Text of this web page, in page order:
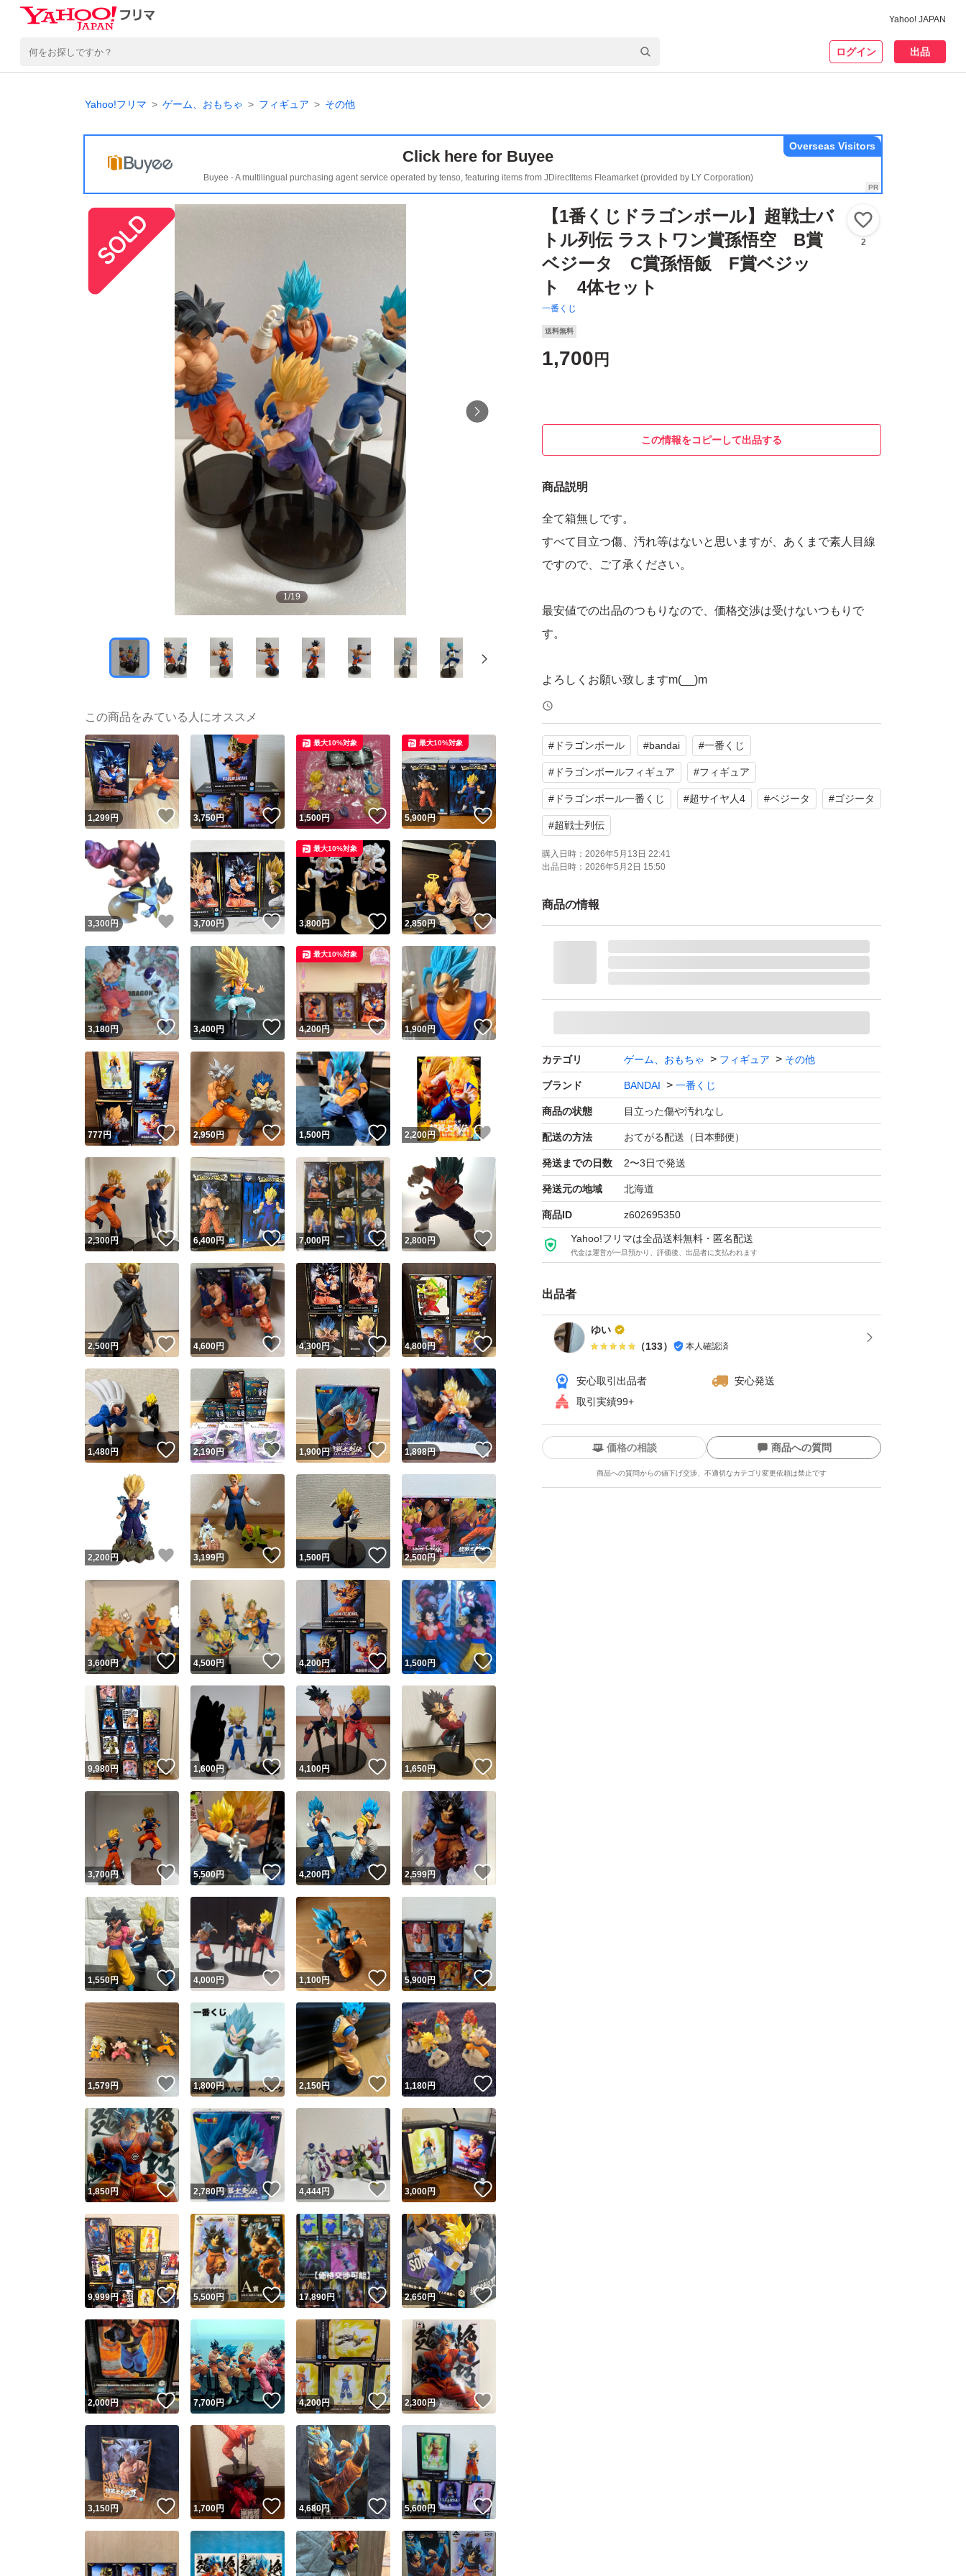
Yahoo! JAPAN
ログイン 出品
Yahoo!フリマ ゲーム、おもちゃ フィギュア その他
Click here for Buyee
Buyee - A multilingual purchasing agent service operated by tenso, featuring items from JDirectItems Fleamarket (provided by LY Corporation)
Overseas Visitors
1/19
【1番くじドラゴンボール】超戦士バ
トル列伝 ラストワン賞孫悟空 B賞
ベジータ C賞孫悟飯 F賞ベジッ
ト 4体セット
一番くじ
2
送料無料
1,700 円
この情報をコピーして出品する
商品説明
全て箱無しです。
すべて目立つ傷、汚れ等はないと思いますが、あくまで素人目線
ですので、ご了承ください。
最安値での出品のつもりなので、価格交渉は受けないつもりで
す。
よろしくお願い致しますm(__)m
# ドラゴンボール #bandai #一番くじ
# ドラゴンボールフィギュア #フィギュア
# ドラゴンボール一番くじ #超サイヤ人4 #ベジータ #ゴジータ
#超戦士列伝
購入日時： 2026年5月13日 22:41
出品日時： 2026年5月2日 15:50
商品の情報
カテゴリ ゲーム、おもちゃ フィギュア その他
ブランド BANDAI 一番くじ
商品の状態 目立った傷や汚れなし
配送の方法 おてがる配送（日本郵便）
発送までの日数 2〜3日で発送
発送元の地域 北海道
商品ID z602695350
Yahoo!フリマは全品送料無料・匿名配送
代金は運営が一旦預かり、評価後、出品者に支払われます
出品者
ゆい
（133） 本人確認済
安心取引出品者
安心発送
取引実績99+
ユーザーの実績について
Yahoo!フリマが定めた一定の基準を満たしたユーザーにバッジを付与しています
安心取引出品者
安心取引出品者 Yahoo!フリマの基準をクリアした安心・安全なユーザーです
取引実績
取引実績◯+ このユーザーはYahoo!フリマの取引を完了させた実績があります
他フリマ実績◯+ このユーザーは他フリマサービスでの取引実績があります
スピード&安心発送
※このバッジは実績に基づく表示であり、発送を保証しているものではありません
スピード＆安心発送
このユーザーは高頻度で24時間以内＆設定した発送日数内に発送してい
ます
スピード発送 このユーザーは高頻度で24時間以内に発送しています
安心発送 このユーザーは設定した発送日数内に発送しています
価格の相談 商品への質問
商品への質問からの値下げ交渉、不適切なカテゴリ変更依頼は禁止です
この商品の情報をコピーします
商品画像の無断転載は禁止されています
コピーは1商品につき1回です
出品ページへ
この商品をみている人にオススメ
1,299円 いいね！
3,750円 いいね！
1,500円 いいね！
最大10%対象
5,900円 いいね！
最大10%対象
3,300 円 いいね！
3,700円 いいね！
3,800円 いいね！
最大10%対象
2,850円 いいね！
3,180円 いいね！
3,400円 いいね！
4,200円 いいね！
最大10%対象
1,900円 いいね！
777円 いいね！
2,950円 いいね！
1,500円 いいね！
2,200円
2,300円 いいね！
6,400円 いいね！
7,000円 いいね！
2,800円
2,500円 いいね！
4,600円 いいね！
4,300円 いいね！
4,800円 いいね！
1,480円 いいね！
2,190円 いいね！
1,900円 いいね！
1,898円
2,200 円 いいね！
3,199円 いいね！
1,500円 いいね！
2,500円
3,600円 いいね！
4,500円 いいね！
4,200円 いいね！
1,500円 いいね！
9,980円 いいね！
1,600円 いいね！
4,100円 いいね！
1,650円
3,700円 いいね！
5,500円 いいね！
4,200円 いいね！
2,599円
1,550円 いいね！
4,000円 いいね！
1,100円 いいね！
5,900円
1,579円 いいね！
1,800円 いいね！
2,150円 いいね！
1,180円 いいね！
1,850円 いいね！
2,780円 いいね！
4,444円 いいね！
3,000円
9,999円 いいね！
5,500円 いいね！
17,890円 いいね！
2,650円 いいね！
2,000円 いいね！
7,700円 いいね！
4,200円 いいね！
2,300円
3,150円 いいね！
1,700円 いいね！
4,680円 いいね！
5,600円